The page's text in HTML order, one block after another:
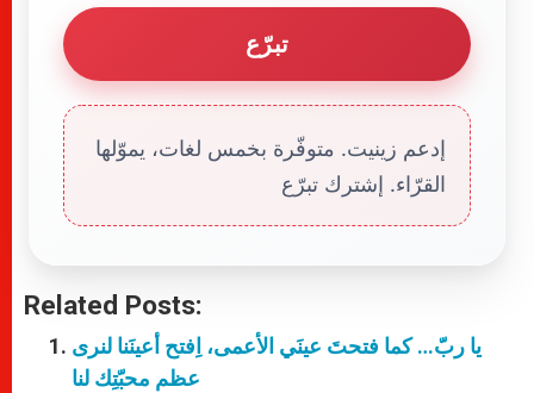
تبرّع
إدعم زينيت. متوفّرة بخمس لغات، يموّلها
القرّاء. إشترك تبرّع
Related Posts:
يا ربّ… كما فتحتَ عينَي الأعمى، اِفتح أعينَنا لنرى
عظم محبّتِك لنا